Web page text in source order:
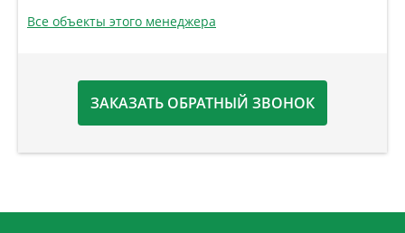
Все объекты этого менеджера
ЗАКАЗАТЬ ОБРАТНЫЙ ЗВОНОК